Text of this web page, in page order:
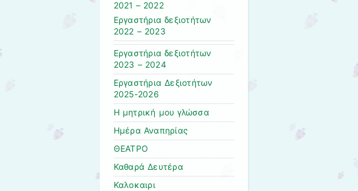
2021 – 2022
Εργαστήρια δεξιοτήτων
2022 – 2023
Εργαστήρια δεξιοτήτων
2023 – 2024
Εργαστήρια Δεξιοτήτων
2025-2026
Η μητρική μου γλώσσα
Ημέρα Αναπηρίας
ΘΕΑΤΡΟ
Καθαρά Δευτέρα
Καλοκαιρι